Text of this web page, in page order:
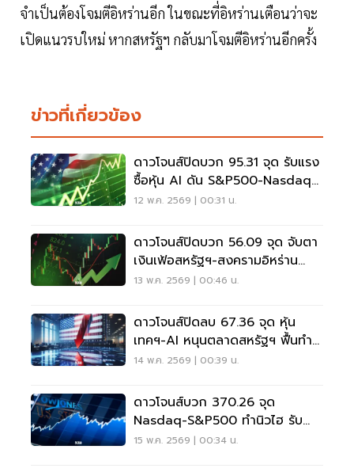
จำเป็นต้องโจมตีอิหร่านอีก ในขณะที่อิหร่านเตือนว่าจะ
เปิดแนวรบใหม่ หากสหรัฐฯ กลับมาโจมตีอิหร่านอีกครั้ง
ข่าวที่เกี่ยวข้อง
ดาวโจนส์ปิดบวก 95.31 จุด รับแรง
ซื้อหุ้น AI ดัน S&P500-Nasdaq
ทุบสถิติใหม่
12 พ.ค. 2569 | 00:31 น.
ดาวโจนส์ปิดบวก 56.09 จุด จับตา
เงินเฟ้อสหรัฐฯ-สงครามอิหร่าน
กดดันตลาด
13 พ.ค. 2569 | 00:46 น.
ดาวโจนส์ปิดลบ 67.36 จุด หุ้น
เทคฯ-AI หนุนตลาดสหรัฐฯ ฟื้นทำ
สถิติใหม่
14 พ.ค. 2569 | 00:39 น.
ดาวโจนส์บวก 370.26 จุด
Nasdaq-S&P500 ทำนิวไฮ รับ
แรงซื้อหุ้น AI
15 พ.ค. 2569 | 00:34 น.